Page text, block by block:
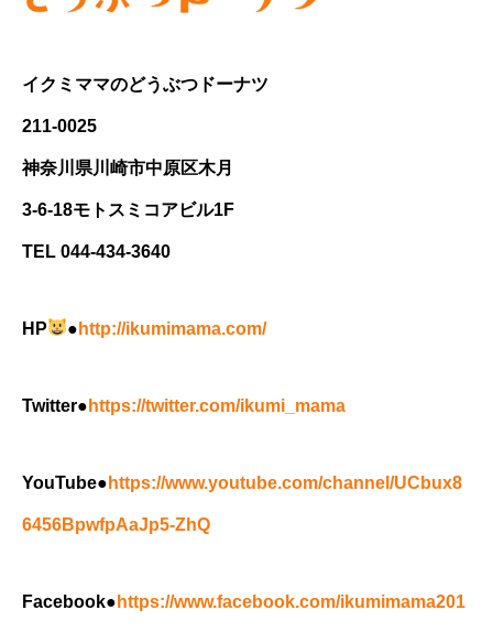
イクミママのどうぶつドーナツ
211-0025
神奈川県川崎市中原区木月
3-6-18モトスミコアビル1F
TEL 044-434-3640
HP ● http://ikumimama.com/
Twitter● https://twitter.com/ikumi_mama
YouTube● https://www.youtube.com/channel/UCbux8
6456BpwfpAaJp5-ZhQ
Facebook● https://www.facebook.com/ikumimama201